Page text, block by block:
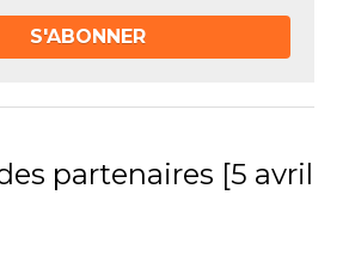
S'ABONNER
partenaires [5 avril